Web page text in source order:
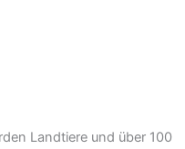
Landtiere und über 100